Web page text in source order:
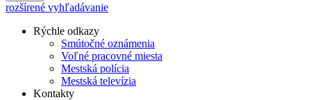
rozšírené vyhľadávanie
Rýchle odkazy
Smútočné oznámenia
Voľné pracovné miesta
Mestská polícia
Mestská televízia
Kontakty